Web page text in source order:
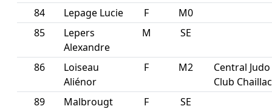
84
Lepage Lucie F
M0
85
Lepers
Alexandre
M SE
86
Loiseau
Aliénor
F M2
Central Judo
Club Chaillac
89
Malbrougt
F SE